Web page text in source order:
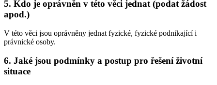
5. Kdo je oprávněn v této věci jednat (podat žádost
apod.)
V této věci jsou oprávněny jednat fyzické, fyzické podnikající i
právnické osoby.
6. Jaké jsou podmínky a postup pro řešení životní
situace